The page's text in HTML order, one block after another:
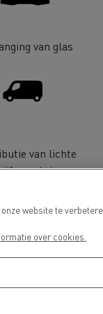
van glas
van lichte
website te
over cookies.